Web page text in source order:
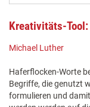
Kreativitäts-
Michael Luther
Haferflocken-Worte
Begriffe, die genutzt
formulieren und